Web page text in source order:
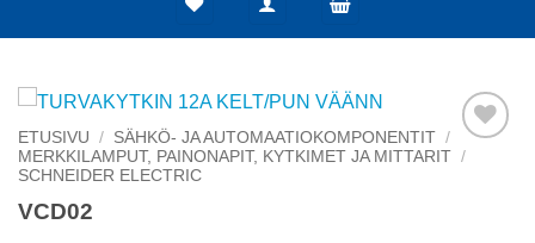
Add to
ETUSIVU / SÄHKÖ- JA AUTOMAATIOKOMPONENTIT /
MERKKILAMPUT, PAINONAPIT, KYTKIMET JA MITTARIT /
SCHNEIDER ELECTRIC
VCD02